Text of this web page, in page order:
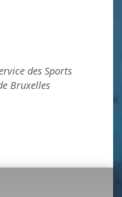
des Sports
Bruxelles